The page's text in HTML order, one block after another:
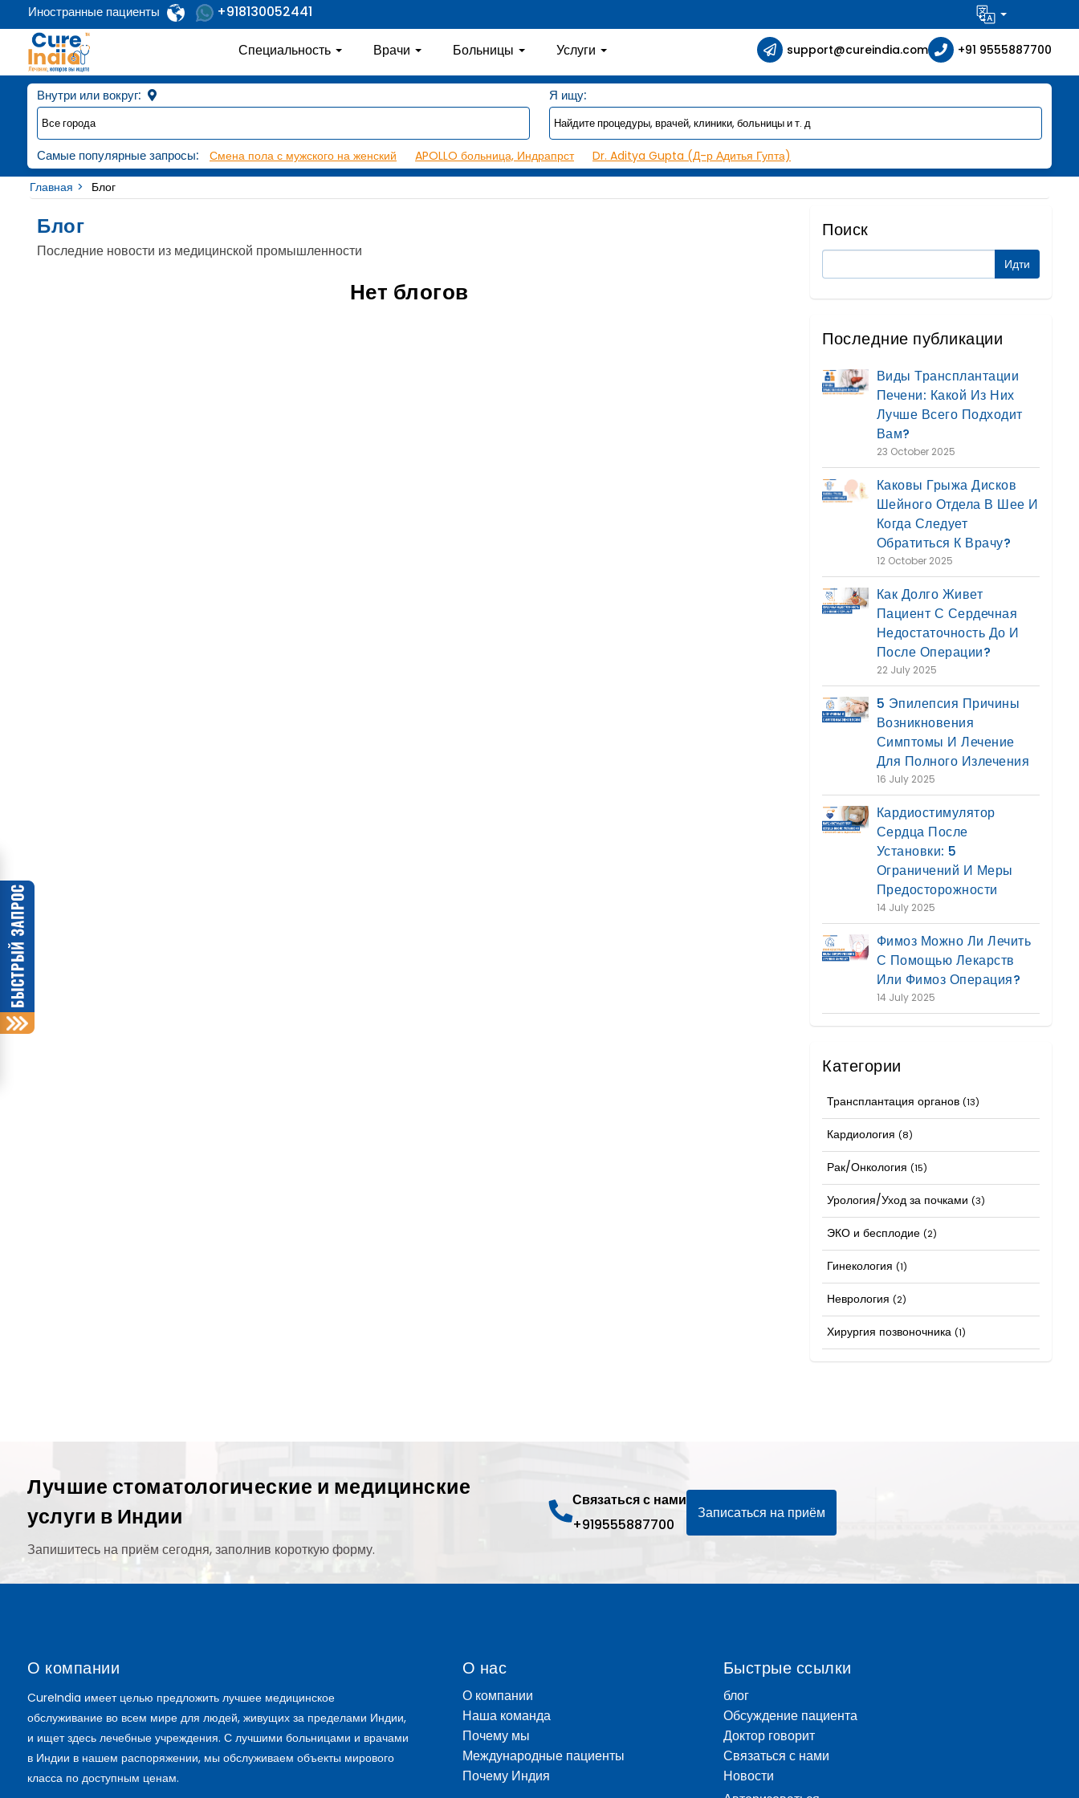
Иностранные пациенты +918130052441
Специальность Врачи Больницы Услуги support@cureindia.com +91 9555887700
Внутри или вокруг: Я ищу:
Самые популярные запросы: Смена пола с мужского на женский APOLLO больница, Индрапрст
Dr. Aditya Gupta (Д-р Адитья Гупта)
Главная
Блог
Блог
Последние новости из медицинской промышленности
Нет блогов
Поиск
Последние публикации
Виды Трансплантации
Печени: Какой Из Них
Лучше Всего Подходит
Вам?
23 October 2025
Каковы Грыжа Дисков
Шейного Отдела В Шее И
Когда Следует
Обратиться К Врачу?
12 October 2025
Как Долго Живет
Пациент С Сердечная
Недостаточность До И
После Операции?
22 July 2025
5 Эпилепсия Причины
Возникновения
Симптомы И Лечение
Для Полного Излечения
16 July 2025
Кардиостимулятор
Сердца После
Установки: 5
Ограничений И Меры
Предосторожности
14 July 2025
Фимоз Можно Ли Лечить
С Помощью Лекарств
Или Фимоз Операция?
14 July 2025
Категории
Трансплантация органов (13)
Кардиология (8)
Рак/Онкология (15)
Урология/Уход за почками (3)
ЭКО и бесплодие (2)
Гинекология (1)
Неврология (2)
Хирургия позвоночника (1)
Лучшие стоматологические и медицинские
услуги в Индии
Запишитесь на приём сегодня, заполнив короткую форму.
Связаться с нами
+919555887700
Записаться на приём
О компании
CureIndia имеет целью предложить лучшее медицинское
обслуживание во всем мире для людей, живущих за пределами Индии,
и ищет здесь лечебные учреждения. С лучшими больницами и врачами
в Индии в нашем распоряжении, мы обслуживаем объекты мирового
класса по доступным ценам.
О нас
О компании
Наша команда
Почему мы
Международные пациенты
Почему Индия
Быстрые ссылки
блог
Обсуждение пациента
Доктор говорит
Связаться с нами
Новости